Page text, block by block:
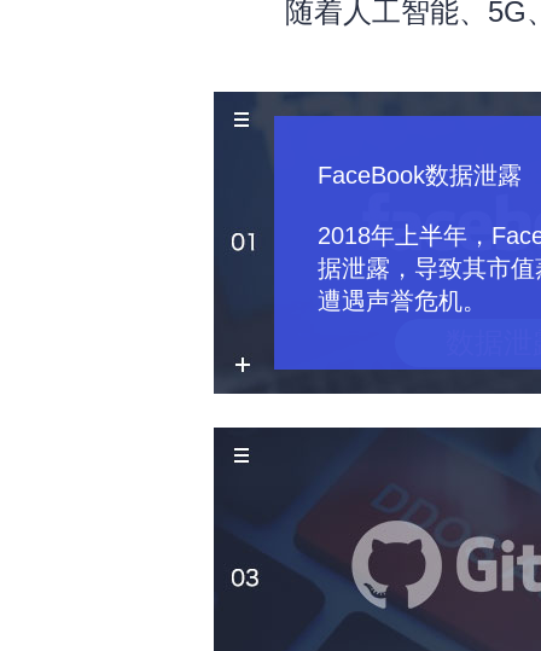
随着人工智能、5G
FaceBook数据泄露
2018年上半年，
据泄露，导致其市
遭遇声誉危机。